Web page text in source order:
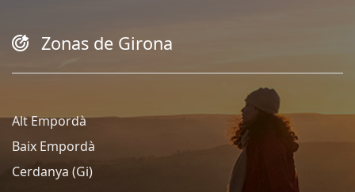
Zonas de Girona
Alt Empordà
Baix Empordà
Cerdanya (Gi)